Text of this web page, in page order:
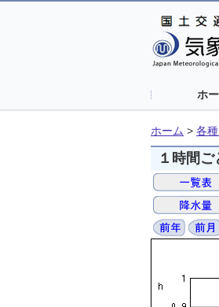
ホ
ホーム > 各
１時間